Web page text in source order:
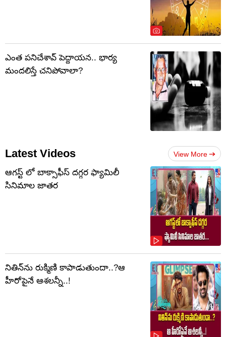
ఎంత పనిచేశావ్ పెద్దాయన.. భార్య
మందలిస్తే చనిపోవాలా?
Latest Videos View More
ఆగస్ట్ లో బాక్సాఫీస్ దగ్గర ఫ్యామిలీ
సినిమాల జాతర
నితిన్‌ను రుక్మిణి కాపాడుతుందా..?ఆ
హీరోపైనే ఆశలన్నీ..!